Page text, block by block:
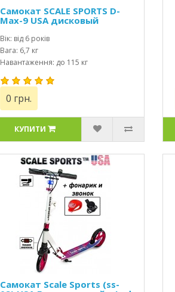
Самокат SCALE SPORTS D-
Max-9 USA дисковый
Вік: від 6 років
Вага: 6,7 кг
Навантаження: до 115 кг
0 грн.
КУПИТИ
Самокат Scale Sports (ss-